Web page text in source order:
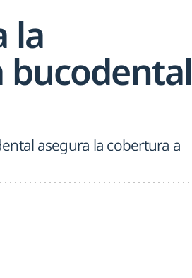
la
bucodental
asegura la cobertura a